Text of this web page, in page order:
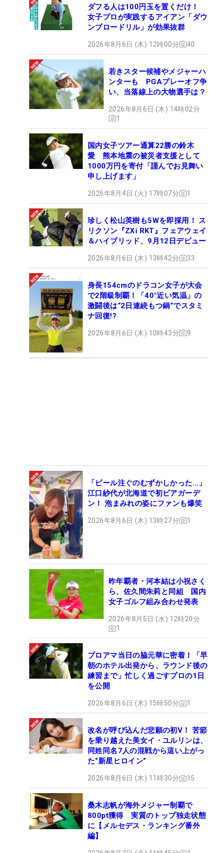
ダフる人は100円玉を置くだけ！
女子プロが実践するアイアン「ダウ
ンブロードリル」が効果抜群
2026年8月6日 (木) 12時00分 40
若きスター候補やメジャーハ
ンターも PGAプレーオフ争
い、当落線上の大物選手は？
2026年8月6日 (木) 14時02分
1
国内女子ツアー通算22勝の鈴木
愛 熊本地震の被災者支援として
1000万円を寄付「謹んでお見舞い
申し上げます」
2026年8月4日 (火) 17時07分 1
珍しく松山英樹も5Wを即採用！ ス
リクソン『ZXi RKT』フェアウェイ
＆ハイブリッド、9月12日デビュー
2026年8月6日 (木) 13時42分 33
身長154cmのドラコン女子が大会
で2階級制覇！「40°近い気温」の
激闘後は“2日連続もつ鍋”でスタミ
ナ回復!?
2026年8月6日 (木) 10時43分 9
「ビール注ぐのむずかしかった…」
江口紗代が北海道で初ビアガーデ
ン！ 泡まみれの姿にファンも爆笑
2026年8月6日 (木) 13時27分 1
昨年覇者・河本結は小祝さく
ら、佐久間朱莉と同組 国内
女子ゴルフ組み合わせ発表
2026年8月5日 (水) 12時20分
1
プロアマ当日の脇元華に密着！「早
朝のホテル出発から、ラウンド後の
練習まで」忙しく過ごすプロの1日
を公開
2026年8月6日 (木) 15時50分 1
改名が呼び込んだ悲願の初V！ 苦節
を乗り越えた美女イ・ユルリンは、
同姓同名7人の混戦から這い上がっ
た“新星ヒロイン”
2026年8月6日 (木) 11時30分 15
桑木志帆が海外メジャー制覇で
800pt獲得 実質のトップ独走状態
に【メルセデス・ランキング番外
編】